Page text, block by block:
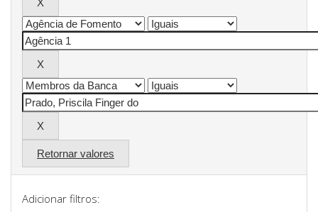
Retornar valores
Adicionar filtros: